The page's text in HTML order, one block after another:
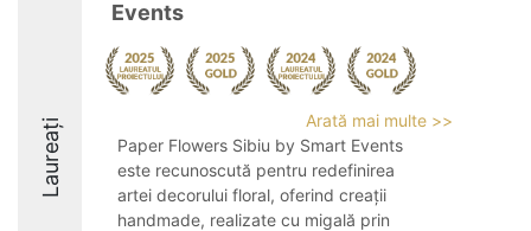
Laureați
Events
Arată mai multe >>
Paper Flowers Sibiu by Smart Events
este recunoscută pentru redefinirea
artei decorului floral, oferind creații
handmade, realizate cu migală prin